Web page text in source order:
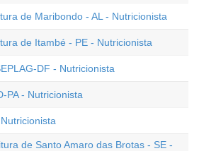
de Maribondo - AL - Nutricionista
de Itambé - PE - Nutricionista
DF - Nutricionista
PA - Nutricionista
de Santo Amaro das Brotas - SE -